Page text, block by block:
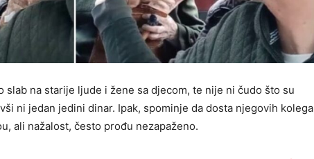
slab na starije ljude i žene sa djecom, te nije ni čudo što su
ni jedan jedini dinar. Ipak, spominje da dosta njegovih kolega
ali nažalost, često prođu nezapaženo.